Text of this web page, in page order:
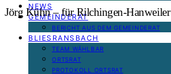
NEWS
GEMEINDERAT
BERICHT AUS DEM GEMEINDERAT
BLIESRANSBACH
TEAM WÄHLBAR
ORTSRAT
PROTOKOLL ORTSRAT
Jörg Kühn – für Rilchingen-Hanweiler